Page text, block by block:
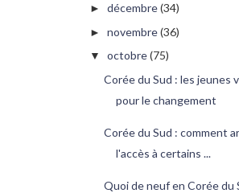
► décembre(34)
► novembre(36)
▼ octobre(75)
Corée du Sud : les jeunes
pour le changement
Corée du Sud : comment
l'accès à certains ...
Quoi de neuf en Corée du